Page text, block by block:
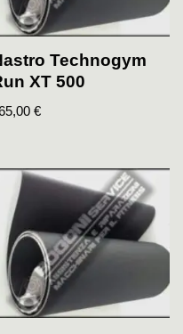
Technogym
XT 500
€